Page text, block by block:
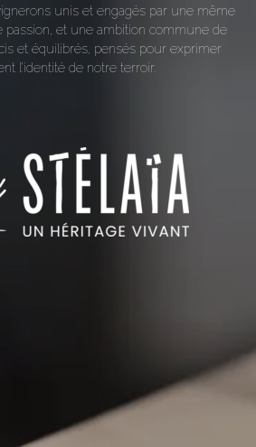
unis et engagés par une même
passion, et une ambition commune de
et équilibrés, pensés pour exprimer
l’identité de notre terroir.